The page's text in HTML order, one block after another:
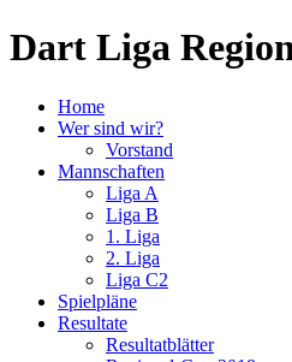
Dart Liga
Home
Wer sind wir?
Vorstand
Mannschaften
Liga A
Liga B
1. Liga
2. Liga
Liga C2
Spielpläne
Resultate
Resultatblätter